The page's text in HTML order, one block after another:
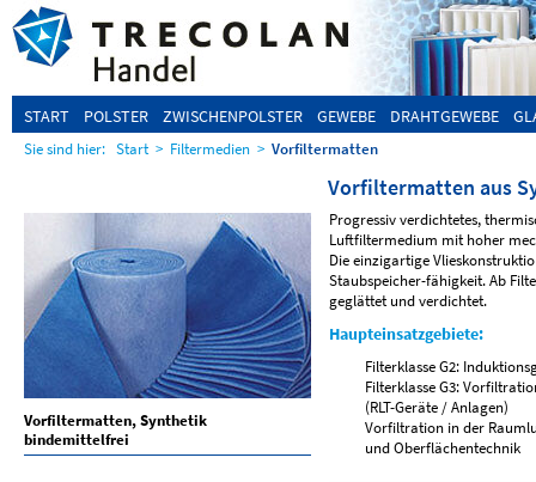
START POLSTER ZWISCHENPOLSTER GEWEBE DRAHTGEWEBE
Sie sind hier: Start > Filtermedien > Vorfiltermatten
Vorfiltermatten aus
Progressiv verdichtetes,
Luftfiltermedium mit hoher
Die einzigartige
Staubspeicher-fähigkeit. Ab
geglättet und verdichtet.
Haupteinsatzgebiete:
Filterklasse G2:
Filterklasse G3:
(RLT-Geräte / Anlagen)
Vorfiltration in der
und Oberflächentechnik
Vorfiltermatten, Synthetik
bindemittelfrei